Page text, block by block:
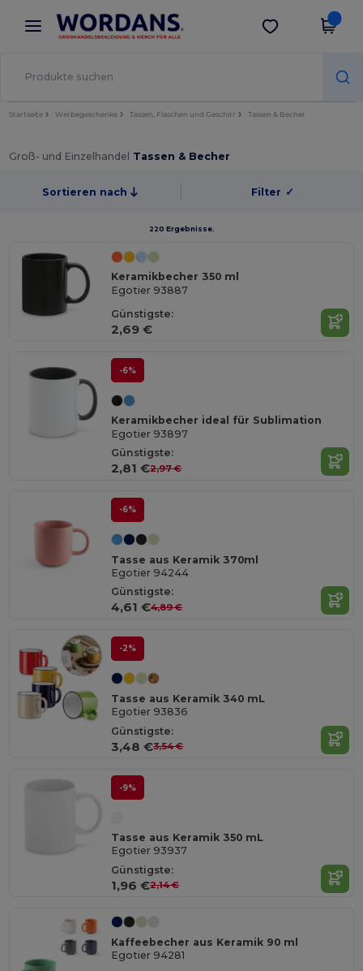
× Wordans App
Bessere Preise in der App!
App holen
Startseite Werbegeschenke Tassen, Flaschen und Geschirr Tassen & Becher
Groß- und Einzelhandel Tassen & Becher
Sortieren nach Filter ✓
220 Ergebnisse.
Keramikbecher 350 ml
Egotier 93887
Günstigste:
2,69 €
-6%
Keramikbecher ideal für Sublimation
Egotier 93897
Günstigste:
2,81 €2,97 €
-6%
Tasse aus Keramik 370ml
Egotier 94244
Günstigste:
4,61 €4,89 €
-2%
Tasse aus Keramik 340 mL
Egotier 93836
Günstigste:
3,48 €3,54 €
-9%
Tasse aus Keramik 350 mL
Egotier 93937
Günstigste:
1,96 €2,14 €
Kaffeebecher aus Keramik 90 ml
Egotier 94281